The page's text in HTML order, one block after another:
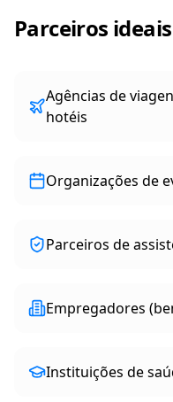
Parceiros ideais
Agências de
hotéis
Organizações de
Parceiros de
Empregadores
Instituições de